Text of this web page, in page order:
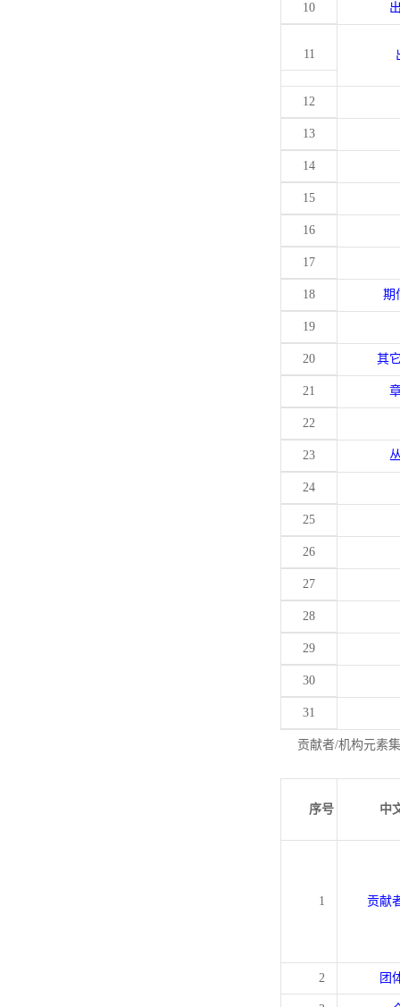
10
11
12
13
14
15
16
17
18 期
19
20 其
21
22
23
24
25
26
27
28
29
30
31
贡献者/机构元素
序号 中
1 贡献
2 团